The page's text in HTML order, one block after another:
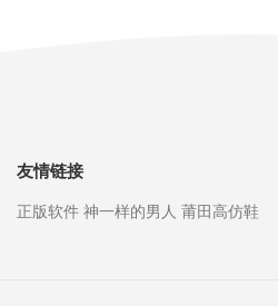
友情链接
正版软件 神一样的男人 莆田高仿鞋